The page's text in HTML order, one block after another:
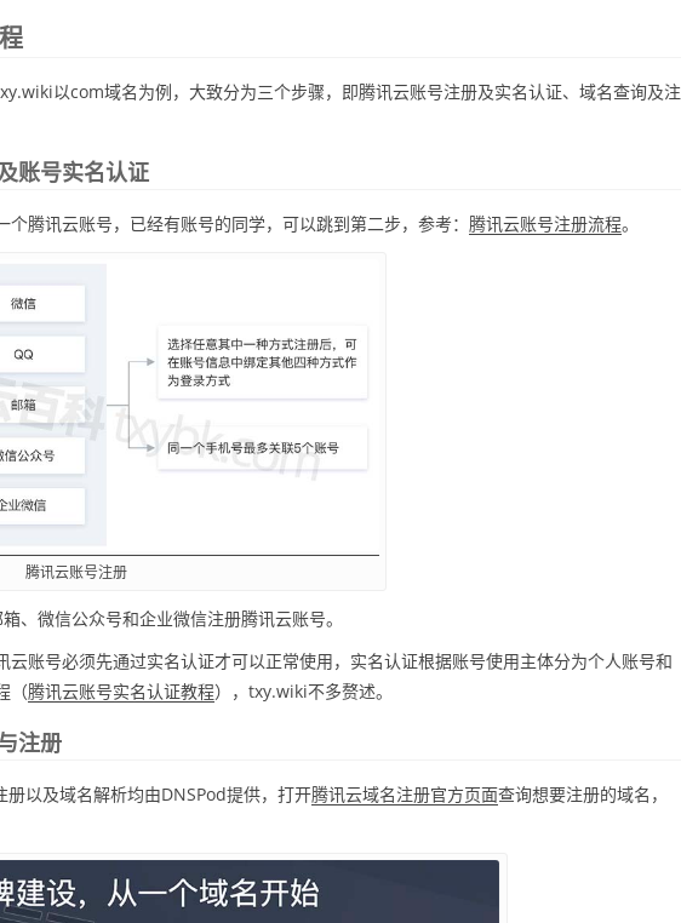
以com域名为例，大致分为三个步骤，即腾讯云账号注册及实名认证、域名查询及注
账号实名认证
个腾讯云账号，已经有账号的同学，可以跳到第二步，参考：腾讯云账号注册流程。
腾讯云账号注册
、微信公众号和企业微信注册腾讯云账号。
云账号必须先通过实名认证才可以正常使用，实名认证根据账号使用主体分为个人账号和
（腾讯云账号实名认证教程），txy.wiki不多赘述。
注册
以及域名解析均由DNSPod提供，打开腾讯云域名注册官方页面查询想要注册的域名，